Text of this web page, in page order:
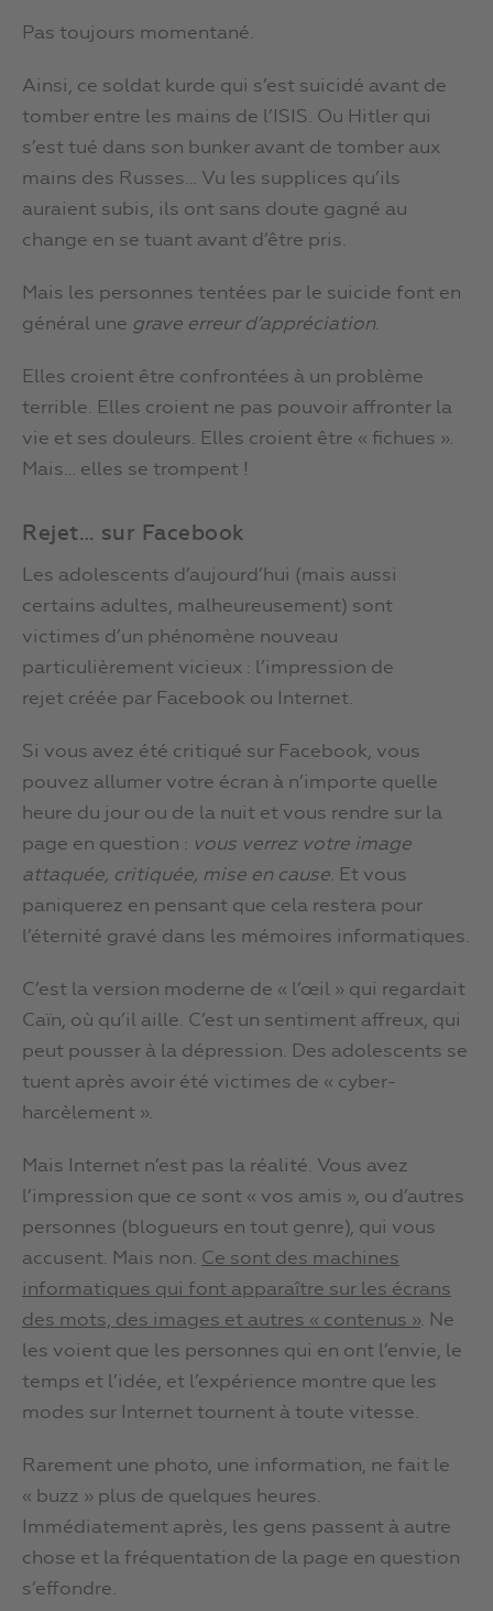
Pas toujours momentané.
Ainsi, ce soldat kurde qui s’est suicidé avant de
tomber entre les mains de l’ISIS. Ou Hitler qui
s’est tué dans son bunker avant de tomber aux
mains des Russes… Vu les supplices qu’ils
auraient subis, ils ont sans doute gagné au
change en se tuant avant d’être pris.
Mais les personnes tentées par le suicide font en
général une grave erreur d’appréciation.
Elles croient être confrontées à un problème
terrible. Elles croient ne pas pouvoir affronter la
vie et ses douleurs. Elles croient être « fichues ».
Mais… elles se trompent !
Rejet… sur Facebook
Les adolescents d’aujourd’hui (mais aussi
certains adultes, malheureusement) sont
victimes d’un phénomène nouveau
particulièrement vicieux : l’impression de
rejet créée par Facebook ou Internet.
Si vous avez été critiqué sur Facebook, vous
pouvez allumer votre écran à n’importe quelle
heure du jour ou de la nuit et vous rendre sur la
page en question : vous verrez votre image
attaquée, critiquée, mise en cause. Et vous
paniquerez en pensant que cela restera pour
l’éternité gravé dans les mémoires informatiques.
C’est la version moderne de « l’œil » qui regardait
Caïn, où qu’il aille. C’est un sentiment affreux, qui
peut pousser à la dépression. Des adolescents se
tuent après avoir été victimes de « cyber-
harcèlement ».
Mais Internet n’est pas la réalité. Vous avez
l’impression que ce sont « vos amis », ou d’autres
personnes (blogueurs en tout genre), qui vous
accusent. Mais non. Ce sont des machines
informatiques qui font apparaître sur les écrans
des mots, des images et autres « contenus ». Ne
les voient que les personnes qui en ont l’envie, le
temps et l’idée, et l’expérience montre que les
modes sur Internet tournent à toute vitesse.
Rarement une photo, une information, ne fait le
« buzz » plus de quelques heures.
Immédiatement après, les gens passent à autre
chose et la fréquentation de la page en question
s’effondre.